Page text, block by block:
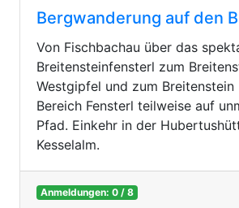
Bergwanderung auf den
Von Fischbachau über das
Breitensteinfensterl zum
Westgipfel und zum Breitenstein
Bereich Fensterl teilweise auf
Pfad. Einkehr in der
Kesselalm.
Anmeldungen: 0 / 8